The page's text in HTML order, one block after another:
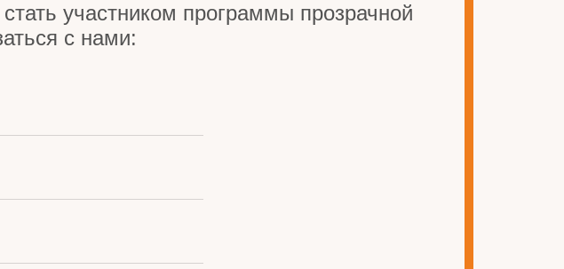
участником программы прозрачной
с нами: